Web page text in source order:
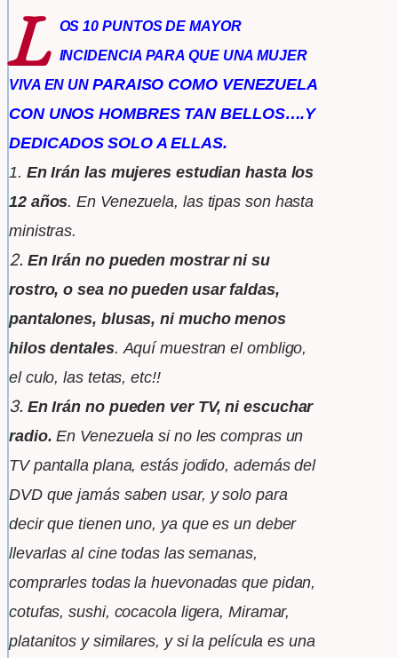
L OS 10 PUNTOS DE MAYOR
INCIDENCIA PARA QUE UNA MUJER
VIVA EN UN PARAISO COMO VENEZUELA
CON UNOS HOMBRES TAN BELLOS….Y
DEDICADOS SOLO A ELLAS.
1. En Irán las mujeres estudian hasta los
12 años. En Venezuela, las tipas son hasta
ministras.
2. En Irán no pueden mostrar ni su
rostro, o sea no puedenusar faldas,
pantalones, blusas, ni mucho menos
hilos dentales. Aquí muestran el ombligo,
el culo, las tetas, etc!!
3. En Irán no pueden ver TV, ni escuchar
radio. En Venezuela si no les compras un
TV pantalla plana, estás jodido, además del
DVD que jamás saben usar, y solo para
decir que tienen uno, ya que es un deber
llevarlas al cine todas las semanas,
comprarles todas la huevonadas que pidan,
cotufas, sushi, cocacola ligera, Miramar,
platanitos y similares, y si la película es una